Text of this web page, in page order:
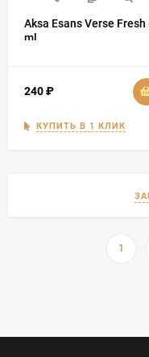
Aksa Esans Verse Fresh
ml
240₽
КУПИТЬ В 1 КЛИК
1